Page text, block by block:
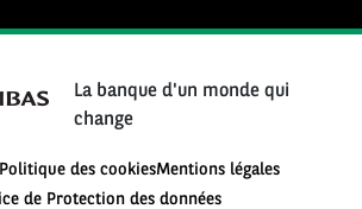
La banque d'un monde qui
change
des cookiesMentions légales
de Protection des données